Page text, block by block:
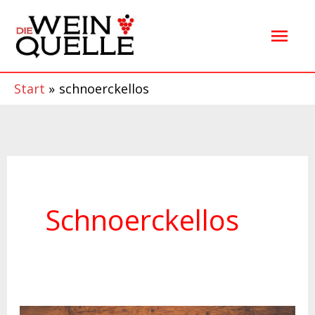
Inhalt
springen
Start schnoerckellos
Schnoerckellos